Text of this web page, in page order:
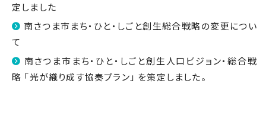
定しました
南さつま市まち・ひと・しごと創生総合戦略の変更につい
て
南さつま市まち・ひと・しごと創生人口ビジョン・総合戦
略 「光が織り成す協奏プラン」 を策定しました。